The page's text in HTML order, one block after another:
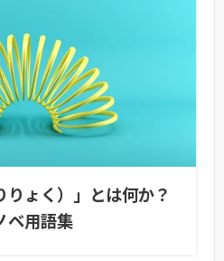
りょく）」とは何か？
ベ用語集